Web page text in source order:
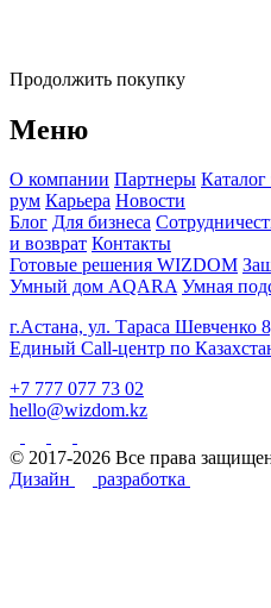
Продолжить покупку
Меню
О компании Партнеры Каталог
рум Карьера Новости
Блог Для бизнеса
и возврат Контакты
Готовые решения WIZDOM
Умный дом AQARA Умная
г.Астана, ул. Тараса Шевченко
Единый Call-центр по
+7 777 077 73 02
hello@wizdom.kz
© 2017-2026 Все права
Дизайн
разработка